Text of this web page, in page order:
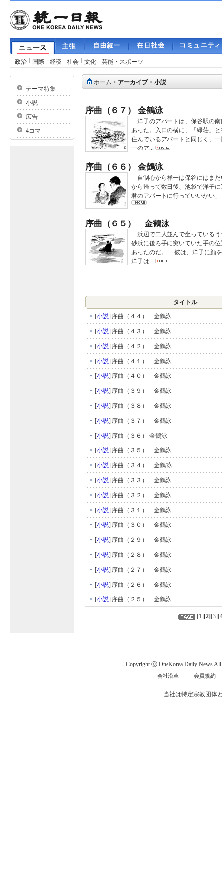
政治 国際 経済 社会 文化 芸能・スポーツ
テーマ特集
小説
広告
4コマ
ホーム > アーカイブ> 小説
序曲（６７） 金鶴泳
洋子のアパートは、保谷駅の
あった。入口の横に、「緑荘」
住んでいるアパートと同じく、
一のア...
序曲（６６） 金鶴泳
自制心から祥一は保谷にはま
から帰って数日後、池袋で洋子
君のアパートに行っていいか
序曲（６５） 金鶴泳
浜辺で二人並んで坐っている
砂浜に後ろ手に突いていた手の
あったのだ。 彼は、洋子に顔を
洋子は...
タイトル
[小説] 序曲（４４） 金鶴泳
[小説] 序曲（４３） 金鶴泳
[小説] 序曲（４２） 金鶴泳
[小説] 序曲（４１） 金鶴泳
[小説] 序曲（４０） 金鶴泳
[小説] 序曲（３９） 金鶴泳
[小説] 序曲（３８） 金鶴泳
[小説] 序曲（３７） 金鶴泳
[小説] 序曲（３６） 金鶴泳
[小説] 序曲（３５） 金鶴泳
[小説] 序曲（３４） 金鶴'泳
[小説] 序曲（３３） 金鶴泳
[小説] 序曲（３２） 金鶴泳
[小説] 序曲（３１） 金鶴泳
[小説] 序曲（３０） 金鶴泳
[小説] 序曲（２９） 金鶴泳
[小説] 序曲（２８） 金鶴泳
[小説] 序曲（２７） 金鶴泳
[小説] 序曲（２６） 金鶴泳
[小説] 序曲（２５） 金鶴泳
[1] [2] [3][4
Copyright ⓒ OneKorea Daily News All
会社沿革 会員規約
当社は特定宗教団体